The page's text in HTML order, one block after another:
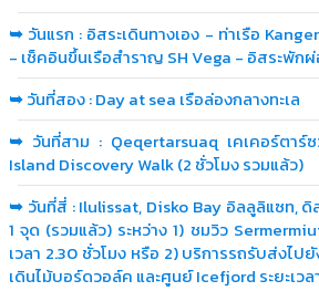
➥ วันแรก : อิสระเดินทางเอง - ท่าเรือ
- เช็คอินขึ้นเรือสำราญ SH Vega - อิสระพัก
➥วันที่สอง : Day at sea เรือล่องกลางทะเล
➥ วันที่สาม : Qeqertarsuaq เคเคอร์ตา
Island Discovery Walk (2 ชั่วโมง รวมแล้ว)
➥ วันที่สี่ : Ilulissat, Disko Bay อิลลูลิแซท,
1 จุด (รวมแล้ว) ระหว่าง 1) ชมวิว
เวลา 2.30 ชั่วโมง หรือ 2) บริการรถรับส่งไ
เดินไม้บอร์ดวอล์ค และศูนย์ Icefjord ระยะเวล